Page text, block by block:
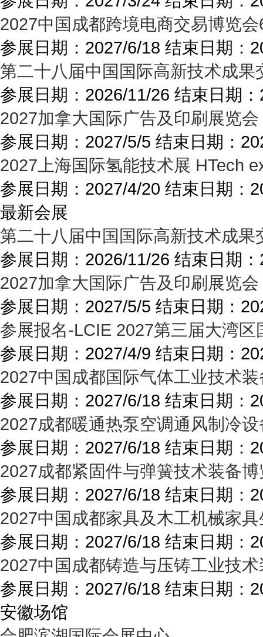
2027中国成都跨境电商交易博览
参展日期： 2027/6/18 结束日期：
第二十八届中国国际高新技术成
参展日期： 2026/11/26 结束日期：
2027加拿大国际广告及印刷展览会
参展日期： 2027/5/5 结束日期：
2027上海国际氢能技术展 HTech
参展日期： 2027/4/20 结束日期：
最新会展
第二十八届中国国际高新技术成
参展日期： 2026/11/26 结束日期：
2027加拿大国际广告及印刷展览会
参展日期： 2027/5/5 结束日期：
参展报名-LCIE 2027第三届大湾
参展日期： 2027/4/9 结束日期：
2027中国成都国际气体工业技术
参展日期： 2027/6/18 结束日期：
2027成都暖通热泵空调通风制冷
参展日期： 2027/6/18 结束日期：
2027成都紧固件与弹簧技术装备
参展日期： 2027/6/18 结束日期：
2027中国成都家具及木工机械家
参展日期： 2027/6/18 结束日期：
2027中国成都铸造与压铸工业技
参展日期： 2027/6/18 结束日期：
安徽场馆